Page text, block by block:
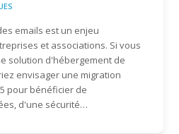
emails est un enjeu
et associations. Si vous
solution d'hébergement de
envisager une migration
pour bénéficier de
d'une sécurité…